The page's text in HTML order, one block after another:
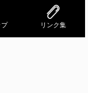
プ リンク集